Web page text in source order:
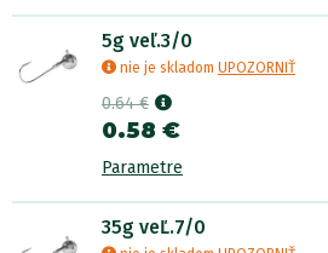
5g veľ.3/0
nie je skladom UPOZORNIŤ
0.64 €
0.58 €
Parametre
35g veĽ.7/0